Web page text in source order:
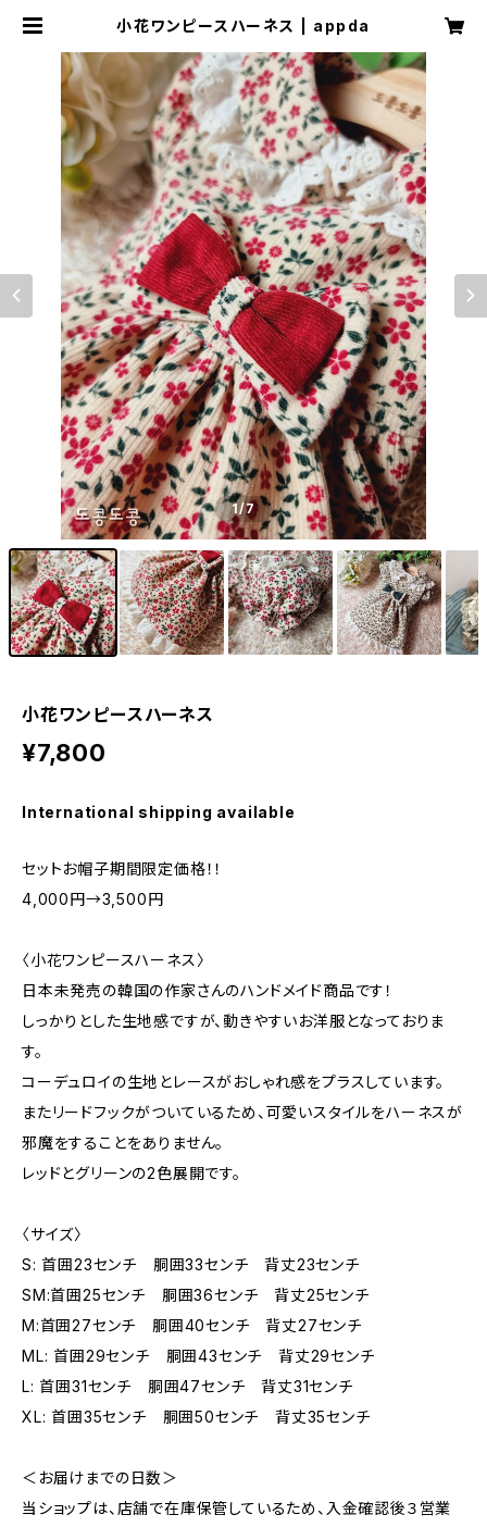
小花ワンピースハーネス | appda
1/7
小花ワンピースハーネス
¥7,800
International shipping available
セットお帽子期間限定価格！！
4,000円→3,500円
〈小花ワンピースハーネス〉
日本未発売の韓国の作家さんのハンドメイド商品です！
しっかりとした生地感ですが、動きやすいお洋服となっておりま
す。
コーデュロイの生地とレースがおしゃれ感をプラスしています。
またリードフックがついているため、可愛いスタイルをハーネスが
邪魔をすることをありません。
レッドとグリーンの2色展開です。
〈サイズ〉
S: 首囲23センチ 胴囲33センチ 背丈23センチ
SM:首囲25センチ 胴囲36センチ 背丈25センチ
M:首囲27センチ 胴囲40センチ 背丈27センチ
ML: 首囲29センチ 胴囲43センチ 背丈29センチ
L: 首囲31センチ 胴囲47センチ 背丈31センチ
XL: 首囲35センチ 胴囲50センチ 背丈35センチ
＜お届けまでの日数＞
当ショップは、店舗で在庫保管しているため、入金確認後３営業